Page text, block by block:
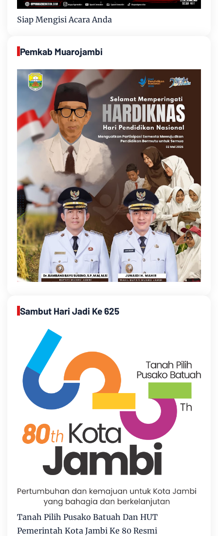
Siap Mengisi Acara Anda
Pemkab Muarojambi
Sambut Hari Jadi Ke 625
Tanah Pilih Pusako Batuah Dan HUT
Pemerintah Kota Jambi Ke 80 Resmi